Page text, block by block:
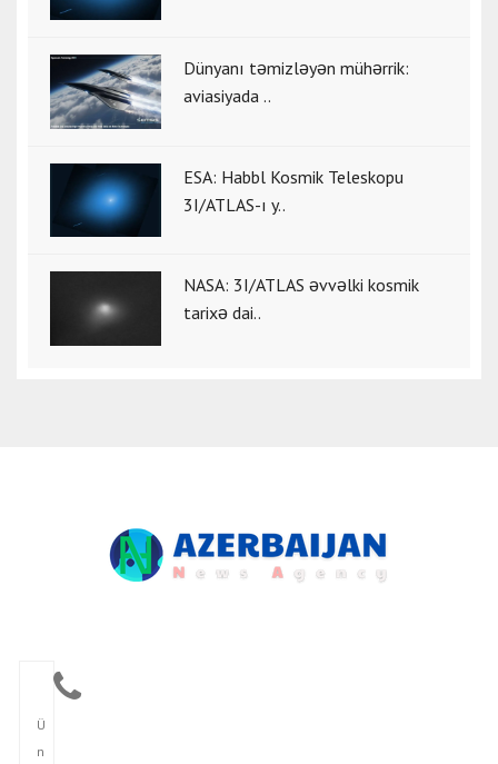
Dünyanı təmizləyən mühərrik:
aviasiyada ..
ESA: Habbl Kosmik Teleskopu
3I/ATLAS-ı y..
NASA: 3I/ATLAS əvvəlki kosmik
tarixə dai..
Ü
n